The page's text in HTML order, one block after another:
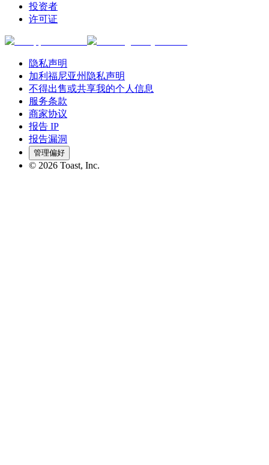
投资者
许可证
隐私声明
加利福尼亚州隐私声明
不得出售或共享我的个人信息
服务条款
商家协议
报告 IP
报告漏洞
管理偏好
© 2026 Toast, Inc.